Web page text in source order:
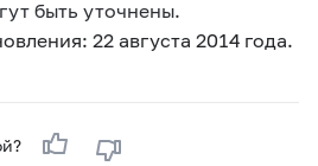
быть уточнены.
22 августа 2014 года.